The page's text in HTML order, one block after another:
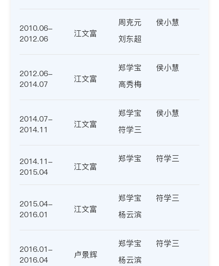
2010.06-
2012.06
江文富
周克元
侯小慧
刘东超
2012.06-
2014.07
江文富
郑学宝
侯小慧
高秀梅
2014.07-
2014.11
江文富
郑学宝
侯小慧
符学三
2014.11-
2015.04
江文富
郑学宝 符学三
2015.04-
2016.01
江文富
郑学宝
符学三
杨云滨
2016.01-
2016.04
卢景辉
郑学宝
符学三
杨云滨